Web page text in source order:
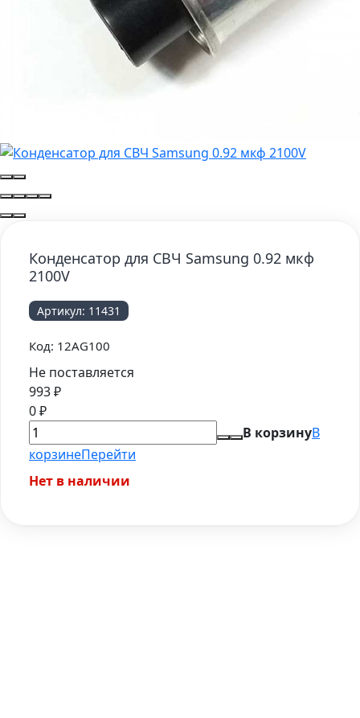
Конденсатор для СВЧ Samsung 0.92 мкф
2100V
Артикул: 11431
Код: 12AG100
Не поставляется
993₽
0₽
В корзинуВ
корзинеПерейти
Нет в наличии